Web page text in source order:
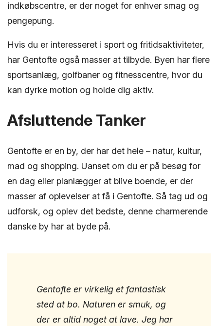
indkøbscentre, er der noget for enhver smag og
pengepung.
Hvis du er interesseret i sport og fritidsaktiviteter,
har Gentofte også masser at tilbyde. Byen har flere
sportsanlæg, golfbaner og fitnesscentre, hvor du
kan dyrke motion og holde dig aktiv.
Afsluttende Tanker
Gentofte er en by, der har det hele – natur, kultur,
mad og shopping. Uanset om du er på besøg for
en dag eller planlægger at blive boende, er der
masser af oplevelser at få i Gentofte. Så tag ud og
udforsk, og oplev det bedste, denne charmerende
danske by har at byde på.
Gentofte er virkelig et fantastisk
sted at bo. Naturen er smuk, og
der er altid noget at lave. Jeg har